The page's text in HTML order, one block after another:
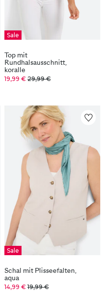
Sale
Top mit
Rundhalsausschnitt,
koralle
19,99 € 29,99 €
Sale
Schal mit Plisseefalten,
aqua
14,99 € 19,99 €